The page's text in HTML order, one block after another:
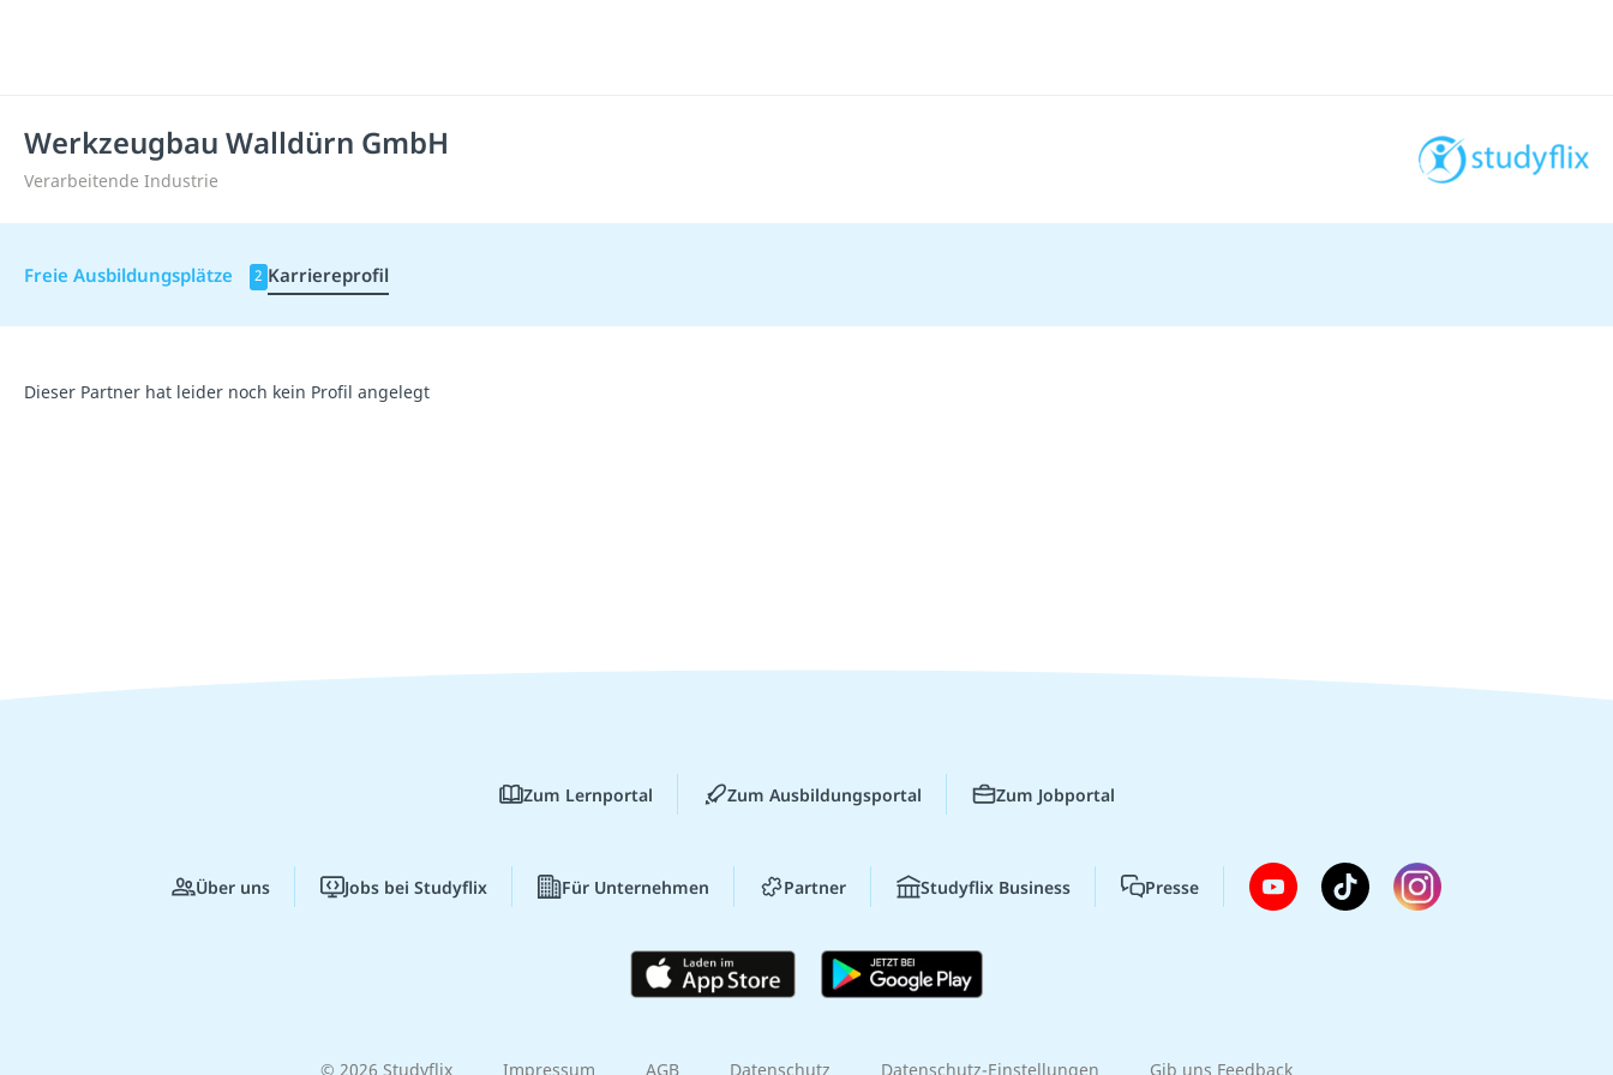
Werkzeugbau Walldürn GmbH
Verarbeitende Industrie
Freie Ausbildungsplätze 2 Karriereprofil
Dieser Partner hat leider noch kein Profil angelegt
Zum Lernportal Zum Ausbildungsportal Zum Jobportal
Über uns Jobs bei Studyflix Für Unternehmen Partner Studyflix Business Presse
© 2026 Studyflix Impressum AGB Datenschutz Datenschutz-Einstellungen Gib uns Feedback